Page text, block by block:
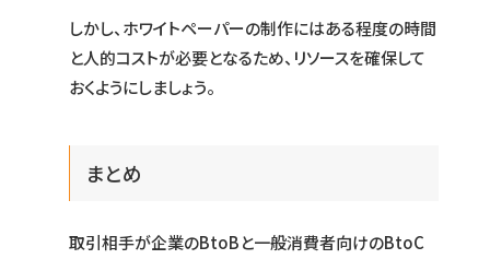
しかし、ホワイトペーパーの制作にはある程度の時間
と人的コストが必要となるため、リソースを確保して
おくようにしましょう。
まとめ
取引相手が企業のBtoBと一般消費者向けのBtoC